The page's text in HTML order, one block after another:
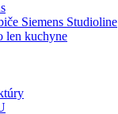
Siemens Studioline
len kuchyne